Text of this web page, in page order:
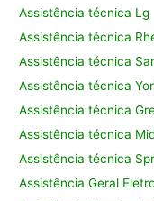
Assistência técnica Lg
Assistência técnica
Assistência técnica
Assistência técnica
Assistência técnica
Assistência técnica
Assistência técnica
Assistência Geral